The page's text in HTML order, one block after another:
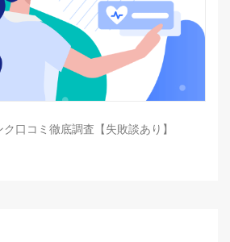
口コミ徹底調査【失敗談あり】